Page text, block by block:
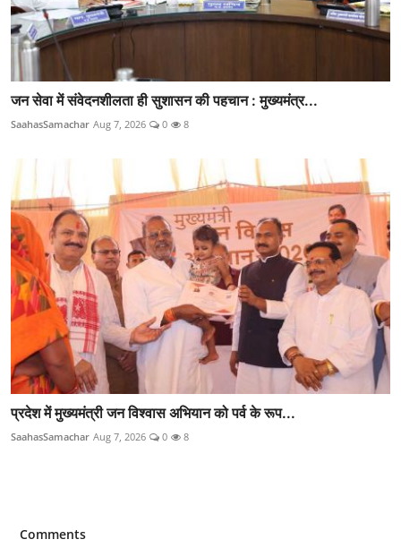
जन सेवा में संवेदनशीलता ही सुशासन की पहचान : मुख्यमंत्र...
SaahasSamachar Aug 7, 2026 0 8
प्रदेश में मुख्यमंत्री जन विश्वास अभियान को पर्व के रूप...
SaahasSamachar Aug 7, 2026 0 8
Comments